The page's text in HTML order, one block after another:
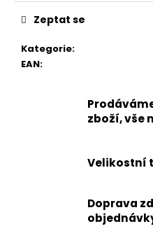
Kategorie:
EAN:
Zeptat se
zboží, vše
Velikostní
Doprava
499
Kč
Původně:
Kč